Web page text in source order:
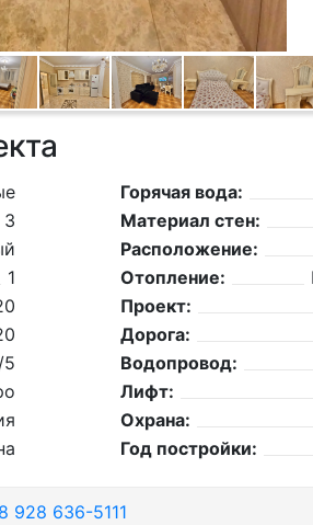
3
1
5
Горячая вода:
Материал стен:
Расположение:
Отопление:
Проект:
Дорога:
Водопровод:
Лифт:
Охрана:
Год постройки:
928 636-5111